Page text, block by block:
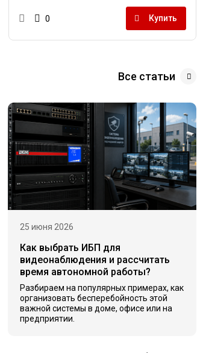
0 Купить
Все статьи
25 июня 2026
Как выбрать ИБП для
видеонаблюдения и рассчитать
время автономной работы?
Разбираем на популярных примерах, как
организовать бесперебойность этой
важной системы в доме, офисе или на
предприятии.